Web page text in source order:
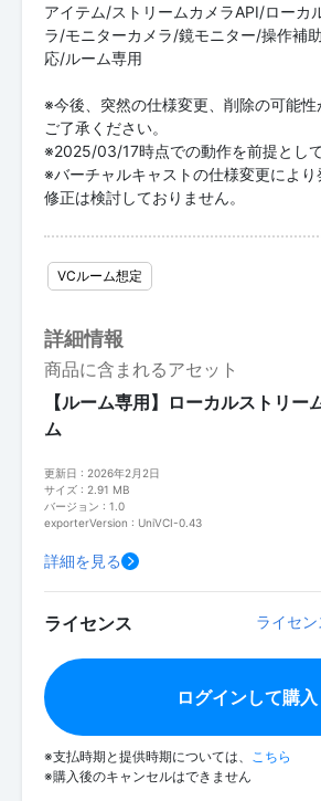
アイテム/ストリームカメラAPI/ローカ
ラ/モニターカメラ/鏡モニター/操作補
応/ルーム専用
※今後、突然の仕様変更、削除の可能
ご了承ください。
※2025/03/17時点での動作を前提として
※バーチャルキャストの仕様変更によ
修正は検討しておりません。
VCルーム想定
詳細情報
商品に含まれるアセット
【ルーム専用】ローカルストリー
ム
更新日 : 2026年2月2日
サイズ : 2.91 MB
バージョン : 1.0
exporterVersion : UniVCI-0.43
詳細を見る
ライセンス ライセ
ログインして購入
※支払時期と提供時期については、 こちら
※購入後のキャンセルはできません